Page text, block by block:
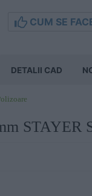
CUM SE
DETALII CAD
STAYER